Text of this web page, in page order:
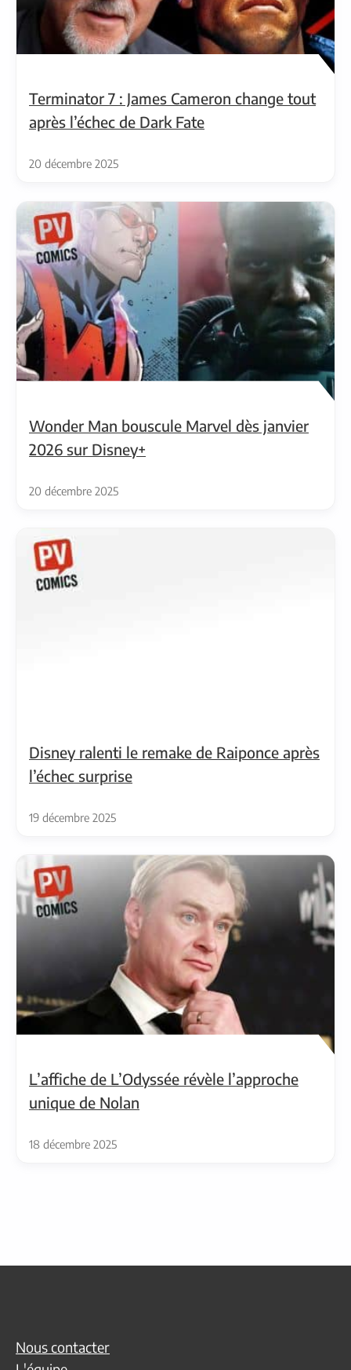
Terminator 7 : James Cameron change tout
après l’échec de Dark Fate
20 décembre 2025
Wonder Man bouscule Marvel dès janvier
2026 sur Disney+
20 décembre 2025
Disney ralenti le remake de Raiponce après
l’échec surprise
19 décembre 2025
L’affiche de L’Odyssée révèle l’approche
unique de Nolan
18 décembre 2025
Nous contacter